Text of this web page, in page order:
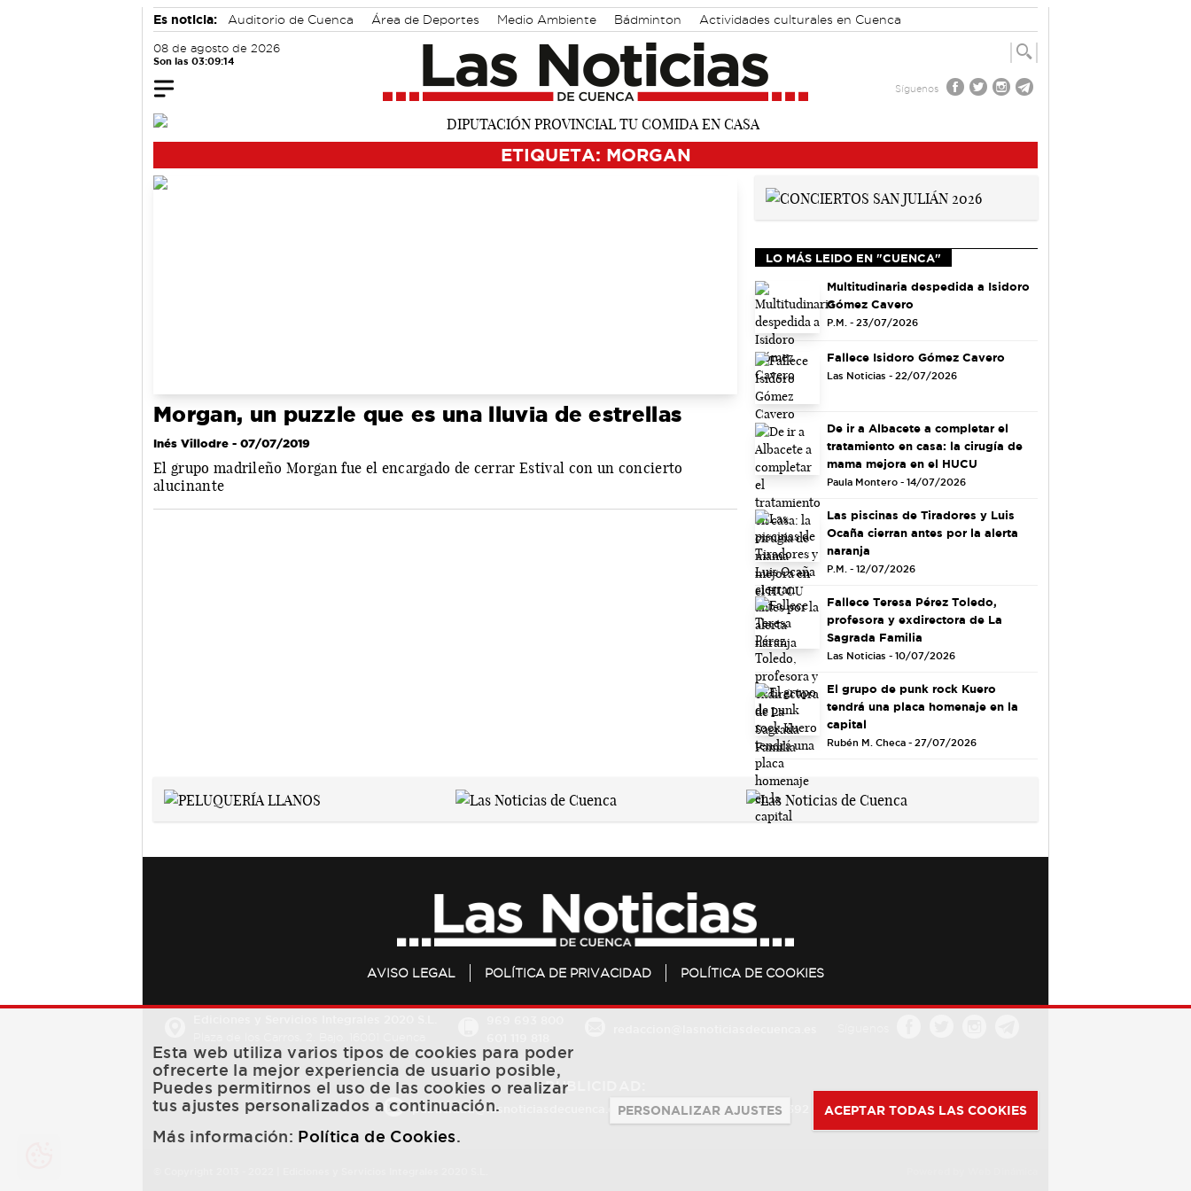
Es noticia: Auditorio de Cuenca Área de Deportes Medio Ambiente Bádminton
Actividades culturales en Cuenca
08 de agosto de 2026
Son las 03:09:15
Síguenos
ETIQUETA: MORGAN
Morgan, un puzzle que es una lluvia de estrellas
Inés Villodre - 07/07/2019
El grupo madrileño Morgan fue el encargado de cerrar Estival con un concierto
alucinante
LO MÁS LEIDO EN "CUENCA"
Multitudinaria despedida a Isidoro
Gómez Cavero
P.M. - 23/07/2026
Fallece Isidoro Gómez Cavero
Las Noticias - 22/07/2026
De ir a Albacete a completar el
tratamiento en casa: la cirugía de
mama mejora en el HUCU
Paula Montero - 14/07/2026
Las piscinas de Tiradores y Luis
Ocaña cierran antes por la alerta
naranja
P.M. - 12/07/2026
Fallece Teresa Pérez Toledo,
profesora y exdirectora de La
Sagrada Familia
Las Noticias - 10/07/2026
El grupo de punk rock Kuero
tendrá una placa homenaje en la
capital
Rubén M. Checa - 27/07/2026
AVISO LEGAL POLÍTICA DE PRIVACIDAD POLÍTICA DE COOKIES
PUBLICIDAD:
publicidad@lasnoticiasdecuenca.es 684 126 573 / 670 726 392
Esta web utiliza varios tipos de cookies para poder
ofrecerte la mejor experiencia de usuario posible,
Puedes permitirnos el uso de las cookies o realizar
tus ajustes personalizados a continuación.
Más información: Política de Cookies.
PERSONALIZAR AJUSTES ACEPTAR TODAS LAS COOKIES